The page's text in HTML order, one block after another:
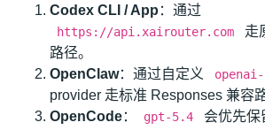
Codex CLI / App ：通过
https://api.xairouter.com
走
路径。
OpenClaw：通过自定义
provider 走标准 Responses 兼容路
OpenCode： gpt-5.4
会优先保